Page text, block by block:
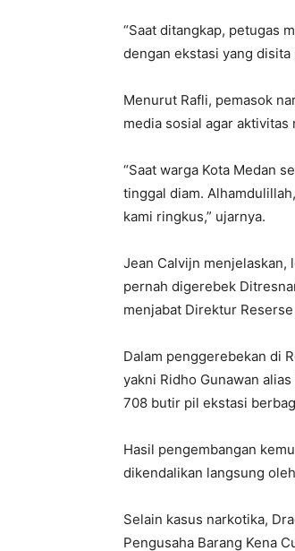
“Saat ditangkap, petugas
dengan ekstasi yang disita
Menurut Rafli, pemasok
media sosial agar
“Saat warga Kota Medan
tinggal diam.
kami ringkus,” ujarnya.
Jean Calvijn menjelaskan,
pernah digerebek
menjabat Direktur
Dalam penggerebekan di
yakni Ridho Gunawan
708 butir pil ekstasi
Hasil pengembangan
dikendalikan langsung
Selain kasus narkotika,
Pengusaha Barang Kena